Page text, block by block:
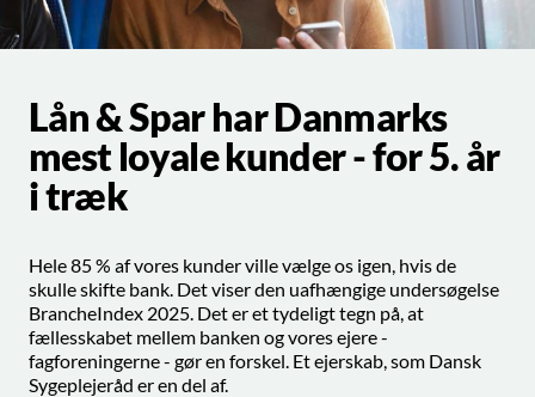
Lån & Spar har Danmarks
mest loyale kunder - for 5. år
i træk
Hele 85 % af vores kunder ville vælge os igen, hvis de
skulle skifte bank. Det viser den uafhængige undersøgelse
BrancheIndex 2025. Det er et tydeligt tegn på, at
fællesskabet mellem banken og vores ejere -
fagforeningerne - gør en forskel. Et ejerskab, som Dansk
Sygeplejeråd er en del af.